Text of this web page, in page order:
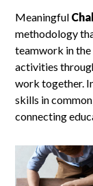
Meaningful
methodology
teamwork in
activities
work together.
skills in
connecting